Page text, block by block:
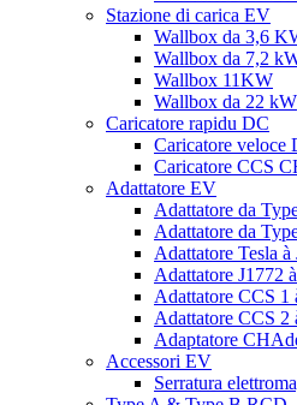
Stazione di carica EV
Wallbox da 3,6
Wallbox da 7,2
Wallbox 11KW
Wallbox da 22 kW
Caricatore rapidu DC
Caricatore veloce
Caricatore CCS
Adattatore EV
Adattatore da
Adattatore da
Adattatore Tesla à
Adattatore J1772
Adattatore CCS 1
Adattatore CCS 2
Adaptatore
Accessori EV
Serratura